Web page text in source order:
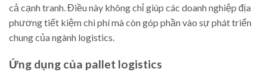
cả cạnh tranh. Điều này không chỉ giúp các doanh nghiệp địa
phương tiết kiệm chi phí mà còn góp phần vào sự phát triển
chung của ngành logistics.
Ứng dụng của pallet logistics